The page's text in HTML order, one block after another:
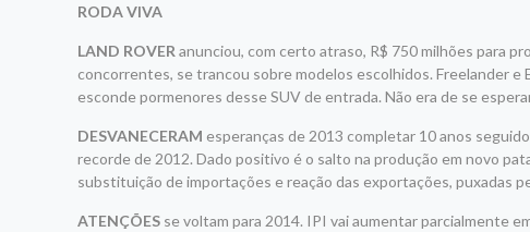
RODA VIVA
LAND ROVER anunciou, com certo atraso, R$ 750 milhões para
concorrentes, se trancou sobre modelos escolhidos. Freelander
esconde pormenores desse SUV de entrada. Não era de se
DESVANECERAM esperanças de 2013 completar 10 anos
recorde de 2012. Dado positivo é o salto na produção em novo
substituição de importações e reação das exportações, puxadas
ATENÇÕES se voltam para 2014. IPI vai aumentar parcialmente